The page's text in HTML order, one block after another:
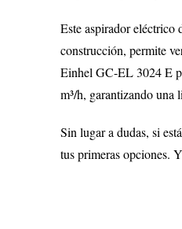
Este aspirador eléctrico
construcción, permite
Einhel GC-EL 3024 E
m³/h, garantizando una
Sin lugar a dudas, si
tus primeras opciones.